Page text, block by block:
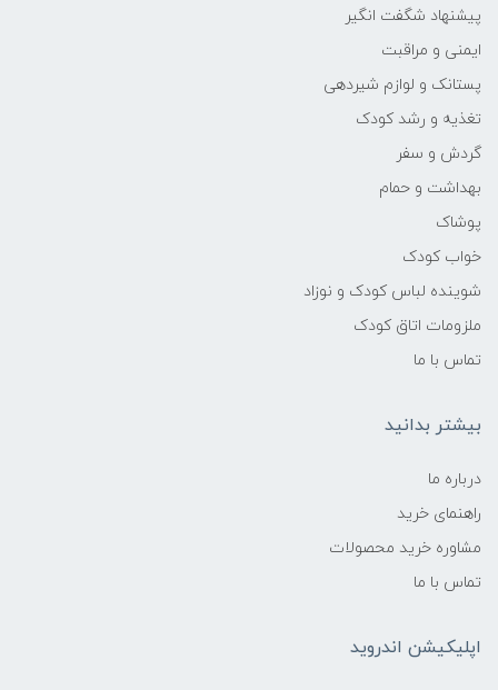
پیشنهاد شگفت انگیر
ایمنی و مراقبت
پستانک و لوازم شیردهی
تغذیه و رشد کودک
گردش و سفر
بهداشت و حمام
پوشاک
خواب کودک
شوینده لباس کودک و نوزاد
ملزومات اتاق کودک
تماس با ما
بیشتر بدانید
درباره ما
راهنمای خرید
مشاوره خرید محصولات
تماس با ما
اپلیکیشن اندروید